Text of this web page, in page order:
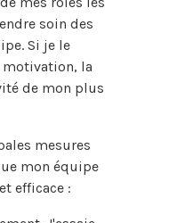
soin des
Si je le
la
de mon plus
mesures
mon équipe
efficace :